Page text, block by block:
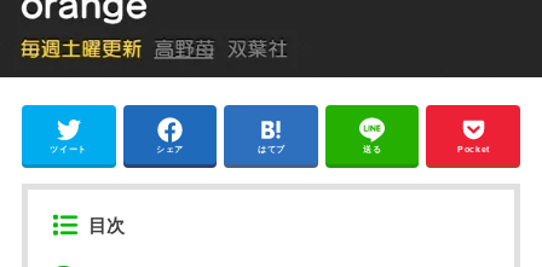
ツイート シェア はてブ 送る Pocket
目次